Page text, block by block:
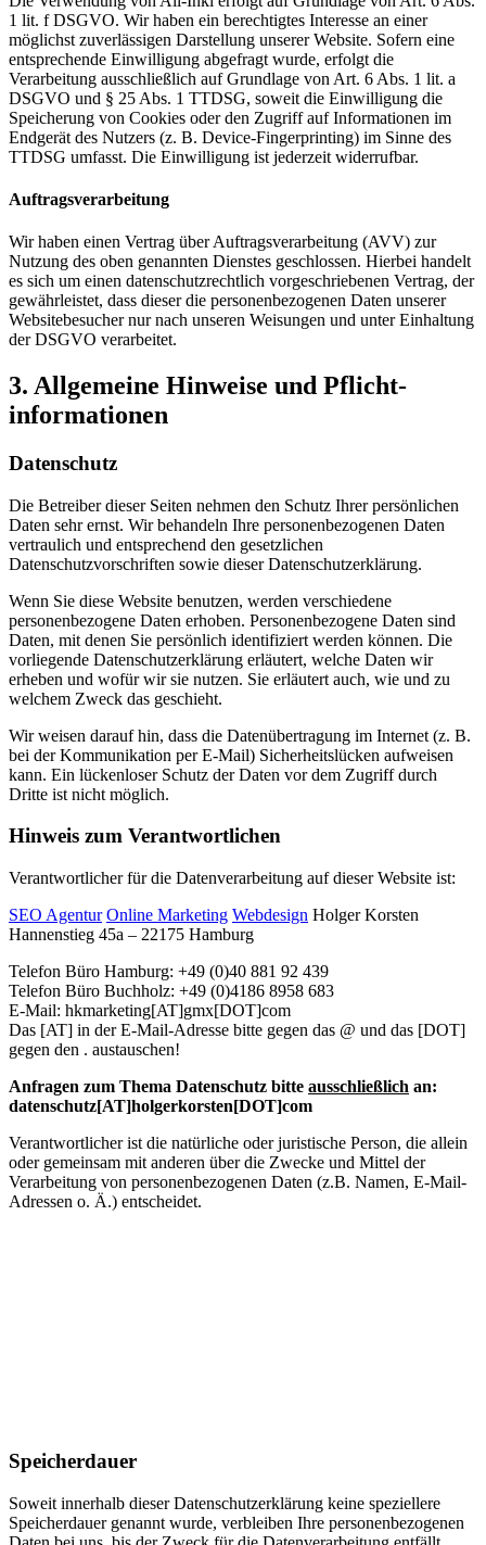
1 lit. f DSGVO. Wir haben ein berechtigtes Interesse an einer
möglichst zuverlässigen Darstellung unserer Website. Sofern eine
entsprechende Einwilligung abgefragt wurde, erfolgt die
Verarbeitung ausschließlich auf Grundlage von Art. 6 Abs. 1 lit. a
DSGVO und § 25 Abs. 1 TTDSG, soweit die Einwilligung die
Speicherung von Cookies oder den Zugriff auf Informationen im
Endgerät des Nutzers (z. B. Device-Fingerprinting) im Sinne des
TTDSG umfasst. Die Einwilligung ist jederzeit widerrufbar.
Auftragsverarbeitung
Wir haben einen Vertrag über Auftragsverarbeitung (AVV) zur
Nutzung des oben genannten Dienstes geschlossen. Hierbei handelt
es sich um einen datenschutzrechtlich vorgeschriebenen Vertrag, der
gewährleistet, dass dieser die personenbezogenen Daten unserer
Websitebesucher nur nach unseren Weisungen und unter Einhaltung
der DSGVO verarbeitet.
3. Allgemeine Hinweise und Pflicht­
informationen
Datenschutz
Die Betreiber dieser Seiten nehmen den Schutz Ihrer persönlichen
Daten sehr ernst. Wir behandeln Ihre personenbezogenen Daten
vertraulich und entsprechend den gesetzlichen
Datenschutzvorschriften sowie dieser Datenschutzerklärung.
Wenn Sie diese Website benutzen, werden verschiedene
personenbezogene Daten erhoben. Personenbezogene Daten sind
Daten, mit denen Sie persönlich identifiziert werden können. Die
vorliegende Datenschutzerklärung erläutert, welche Daten wir
erheben und wofür wir sie nutzen. Sie erläutert auch, wie und zu
welchem Zweck das geschieht.
Wir weisen darauf hin, dass die Datenübertragung im Internet (z. B.
bei der Kommunikation per E-Mail) Sicherheitslücken aufweisen
kann. Ein lückenloser Schutz der Daten vor dem Zugriff durch
Dritte ist nicht möglich.
Hinweis zum Verantwortlichen
Verantwortlicher für die Datenverarbeitung auf dieser Website ist:
SEO Agentur Online Marketing Webdesign Holger Korsten
Hannenstieg 45a – 22175 Hamburg
Telefon Büro Hamburg: +49 (0)40 881 92 439
Telefon Büro Buchholz: +49 (0)4186 8958 683
E-Mail: hkmarketing[AT]gmx[DOT]com
Das [AT] in der E-Mail-Adresse bitte gegen das @ und das [DOT]
gegen den . austauschen!
Anfragen zum Thema Datenschutz bitte ausschließlich an:
datenschutz[AT]holgerkorsten[DOT]com
Verantwortlicher ist die natürliche oder juristische Person, die allein
oder gemeinsam mit anderen über die Zwecke und Mittel der
Verarbeitung von personenbezogenen Daten (z.B. Namen, E-Mail-
Adressen o. Ä.) entscheidet.
Speicherdauer
Soweit innerhalb dieser Datenschutzerklärung keine speziellere
Speicherdauer genannt wurde, verbleiben Ihre personenbezogenen